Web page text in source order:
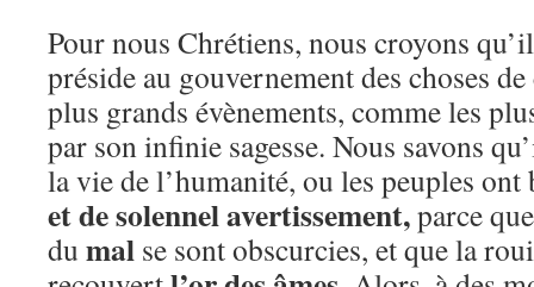
Pour nous Chrétiens, nous croyons
préside au gouvernement des choses
plus grands évènements, comme les
par son infinie sagesse. Nous savons
la vie de l’humanité, ou les peuples
et de solennel avertissement,parce
du mal se sont obscurcies, et que la